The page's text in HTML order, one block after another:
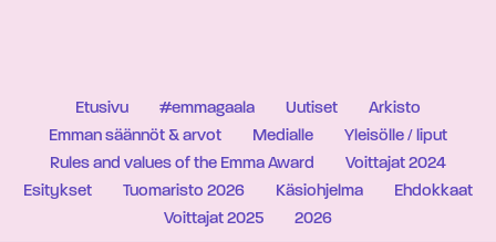
Etusivu #emmagaala Uutiset
Arkisto
Emman säännöt & arvot
Medialle
Yleisölle / liput
Rules and values of the Emma Award
Voittajat 2024
Esitykset
Tuomaristo 2026 Käsiohjelma
Ehdokkaat
Voittajat 2025
2026